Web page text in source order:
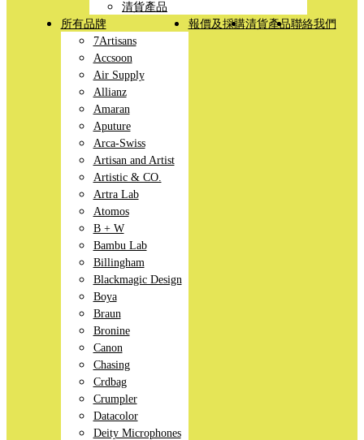
清貨產品
所有品牌
7Artisans
Accsoon
Air Supply
Allianz
Amaran
Aputure
Arca-Swiss
Artisan and Artist
Artistic & CO.
Artra Lab
Atomos
B + W
Bambu Lab
Billingham
Blackmagic Design
Boya
Braun
Bronine
Canon
Chasing
Crdbag
Crumpler
Datacolor
Deity Microphones
報價及採購清貨產品聯絡我們